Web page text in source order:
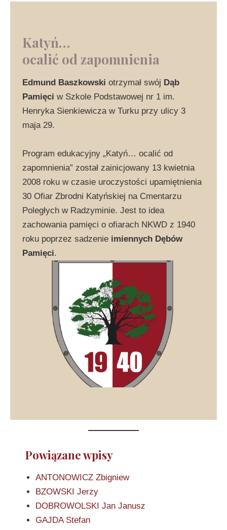
Katyń…
ocalić od zapomnienia
Edmund Baszkowski otrzymał swój Dąb
Pamięci w Szkole Podstawowej nr 1 im.
Henryka Sienkiewicza w Turku przy ulicy 3
maja 29.
Program edukacyjny „Katyń… ocalić od
zapomnienia” został zainicjowany 13 kwietnia
2008 roku w czasie uroczystości upamiętnienia
30 Ofiar Zbrodni Katyńskiej na Cmentarzu
Poległych w Radzyminie. Jest to idea
zachowania pamięci o ofiarach NKWD z 1940
roku poprzez sadzenie imiennych Dębów
Pamięci.
Powiązane wpisy
ANTONOWICZ Zbigniew
BZOWSKI Jerzy
DOBROWOLSKI Jan Janusz
GAJDA Stefan